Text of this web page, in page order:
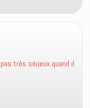
très sérieux quand il